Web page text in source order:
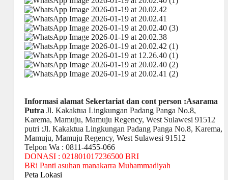
Informasi alamat Sekertariat dan cont person :Asarama
Putra Jl. Kakaktua Lingkungan Padang Panga No.8,
Karema, Mamuju, Mamuju Regency, West Sulawesi 91512
putri :Jl. Kakaktua Lingkungan Padang Panga No.8, Karema,
Mamuju, Mamuju Regency, West Sulawesi 91512
Telpon Wa : 0811-4455-066
DONASI : 021801017236500 BRI
BRi Panti asuhan manakarra Muhammadiyah
Peta Lokasi